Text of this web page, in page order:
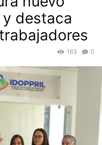
destaca
0
163